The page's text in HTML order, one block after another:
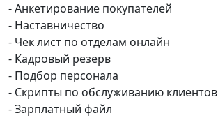
- Анкетирование покупателей
- Наставничество
- Чек лист по отделам онлайн
- Кадровый резерв
- Подбор персонала
- Скрипты по обслуживанию клиентов
- Зарплатный файл